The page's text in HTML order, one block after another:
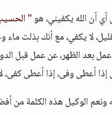
أن الله يكفيني، هو"
لا يكفي، مع أنك بذلت
الظهر، عن عمل قبل
إذا أعطى وفى، إذا أعطى
ونعم الوكيل هذه الكلمة من